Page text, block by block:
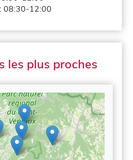
08:30-12:00
les plus proches